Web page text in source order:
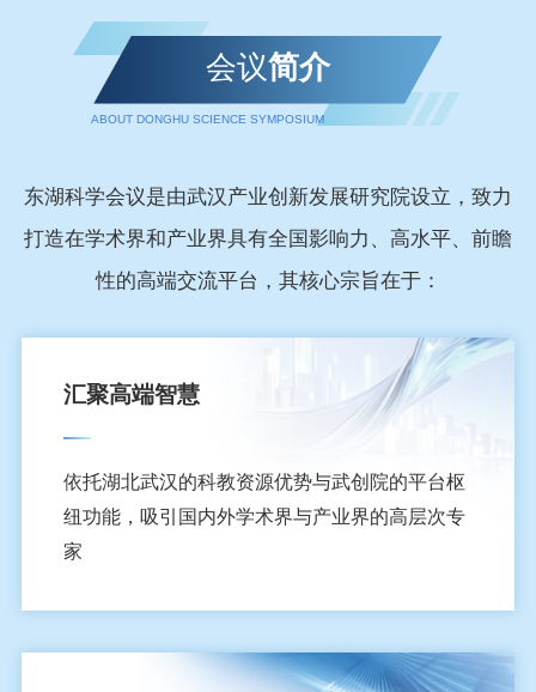
会议简介
ABOUT DONGHU SCIENCE SYMPOSIUM
东湖科学会议是由武汉产业创新发展研究院设立，致力
打造在学术界和产业界具有全国影响力、高水平、前瞻
性的高端交流平台，其核心宗旨在于：
汇聚高端智慧
依托湖北武汉的科教资源优势与武创院的平台枢
纽功能，吸引国内外学术界与产业界的高层次专
家